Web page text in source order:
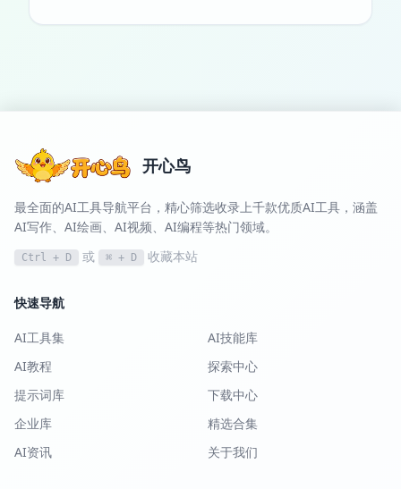
开心鸟
最全面的AI工具导航平台，精心筛选收录上千款优质AI工具，涵盖
AI写作、AI绘画、AI视频、AI编程等热门领域。
Ctrl + D 或 ⌘ + D 收藏本站
快速导航
AI工具集
AI技能库
AI教程
探索中心
提示词库
下载中心
企业库
精选合集
AI资讯
关于我们